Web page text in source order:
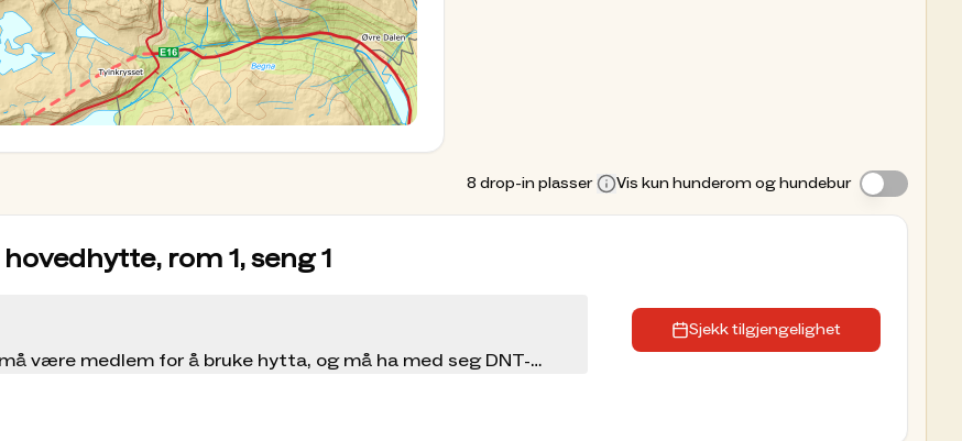
og priser finner du på hytta.
DNT-hytte
et oppskriftshefte basert på proviantlagrene
til DNT Oslo og Omegn. Andre
hyttene. Via
8 drop-in plasser Vis kun hunderom og hundebur
rom 1, seng 1
være medlem for å bruke hytta, og må ha med seg DNT-
Sjekk tilgjengelighet